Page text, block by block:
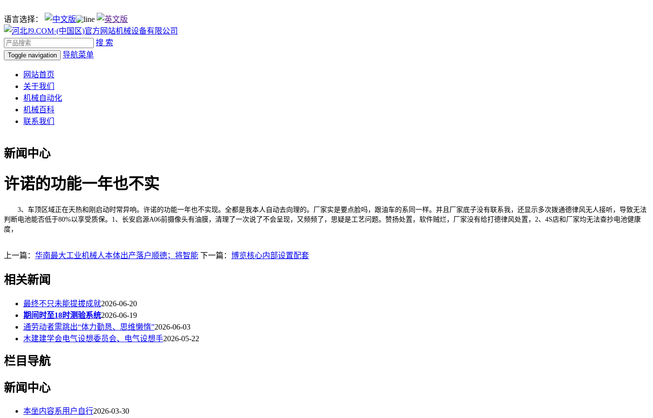
语言选择：
搜 索
Toggle navigation 导航菜单
网站首页
关于我们
机械自动化
机械百科
联系我们
新闻中心
许诺的功能一年也不实
3、车顶区域正在天热和刚启动时常异响。许诺的功能一年也不实现。全都是我本人自动去向理的。厂家实是要点脸吗，跟油车的系同一样。并且厂家底子没有联系我，还显示多次拨通德律风无人接听，导致无法
判断电池能否低于80%以享受质保。1、长安启源A06前摄像头有油膜，清理了一次说了不会呈现，又频频了，思疑是工艺问题。赞扬处置，软件贼烂，厂家没有给打德律风处置，2、4S店和厂家均无法查抄电池健康
度，
上一篇： 华南最大工业机械人本体出产落户顺德；将智能 下一篇： 博览核心内部设置配套
相关新闻
最终不只未能提拔成就2026-06-20
期间时至18时测验系统2026-06-19
通劳动者需跳出“体力勤恳、思维懒惰”2026-06-03
木建建学会电气设想委员会、电气设想手2026-05-22
栏目导航
新闻中心
本坐内容系用户自行2026-03-30